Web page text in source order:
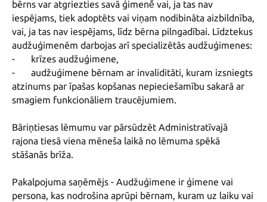
bērns var atgriezties savā ģimenē̄ vai, ja tas nav
iespējams, tiek adoptēts vai viņam nodibināta aizbildnība,
vai, ja tas nav iespējams, līdz bērna pilngadībai. Līdztekus
audžuģimenēm darbojas arī specializētās audžuģimenes:
-	krīzes audžuģimene,
-	audžuģimene bērnam ar invaliditāti, kuram izsniegts
atzinums par īpašas kopšanas nepieciešamību sakarā ar
smagiem funkcionāliem traucējumiem.
Bāriņtiesas lēmumu var pārsūdzēt Administratīvajā
rajona tiesā viena mēneša laikā no lēmuma spēkā
stāšanās brīža.
Pakalpojuma saņēmējs - Audžuģimene ir ģimene vai
persona, kas nodrošina aprūpi bērnam, kuram uz laiku vai